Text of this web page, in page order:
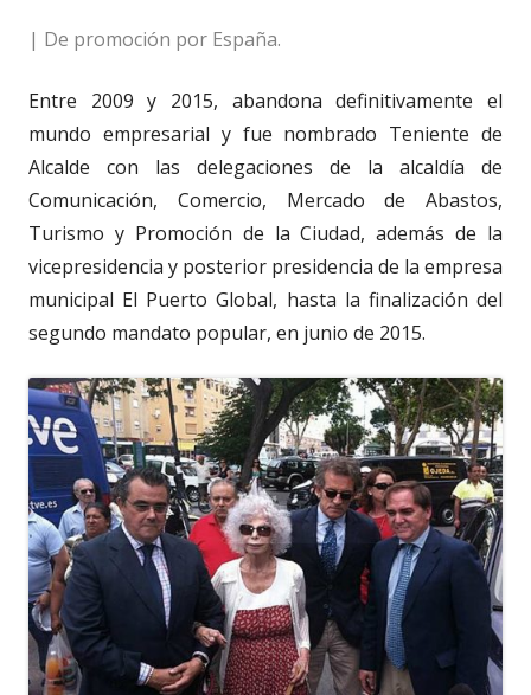
| De promoción por España.
Entre 2009 y 2015, abandona definitivamente el
mundo empresarial y fue nombrado Teniente de
Alcalde con las delegaciones de la alcaldía de
Comunicación, Comercio, Mercado de Abastos,
Turismo y Promoción de la Ciudad, además de la
vicepresidencia y posterior presidencia de la empresa
municipal El Puerto Global, hasta la finalización del
segundo mandato popular, en junio de 2015.